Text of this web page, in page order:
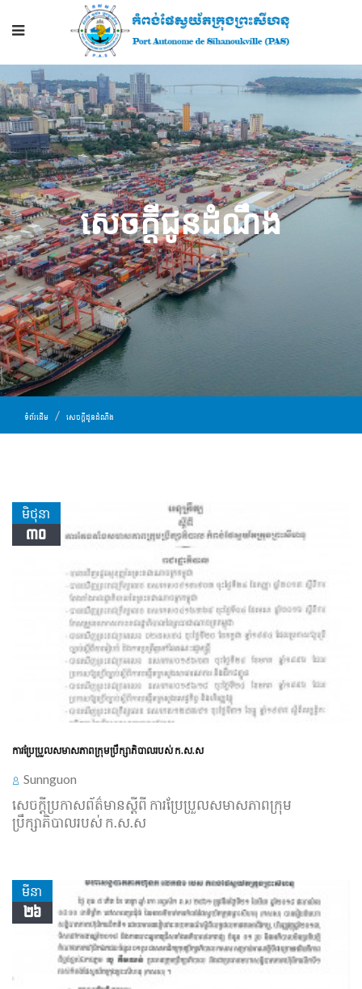
សេចក្ដីជូនដំណឹង
ទំព័រដើម សេចក្ដីជូនដំណឹង
មិថុនា
៣០
ការប្រែប្រួលសមាសភាពក្រុមប្រឹក្សាភិបាលរបស់ ក.ស.ស
Sunnguon
សេចក្ដីប្រកាសព័ត៌មានស្ដីពី ការប្រែប្រួលសមាសភាពក្រុម
ប្រឹក្សាភិបាលរបស់ ក.ស.ស
មីនា
២៦